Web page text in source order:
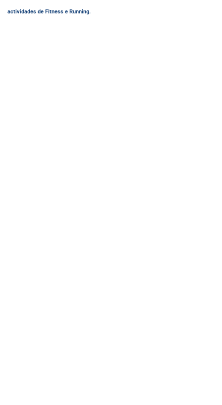
actividades de Fitness e Running.